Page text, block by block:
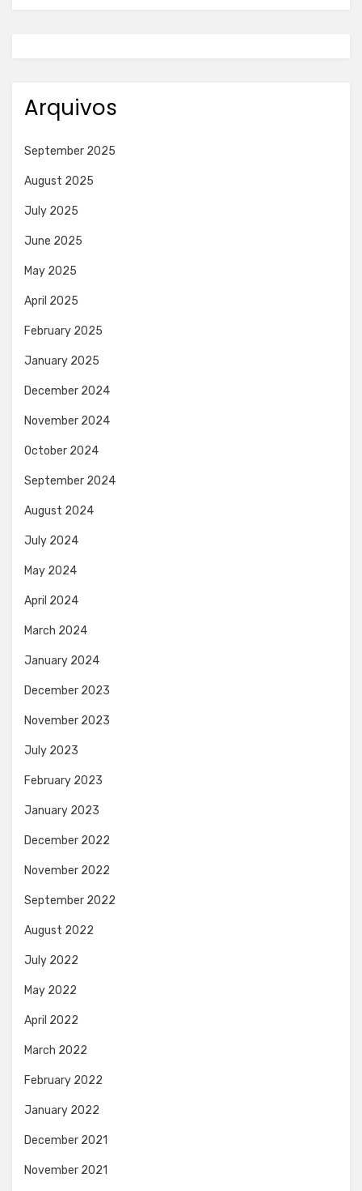
Arquivos
September 2025
August 2025
July 2025
June 2025
May 2025
April 2025
February 2025
January 2025
December 2024
November 2024
October 2024
September 2024
August 2024
July 2024
May 2024
April 2024
March 2024
January 2024
December 2023
November 2023
July 2023
February 2023
January 2023
December 2022
November 2022
September 2022
August 2022
July 2022
May 2022
April 2022
March 2022
February 2022
January 2022
December 2021
November 2021